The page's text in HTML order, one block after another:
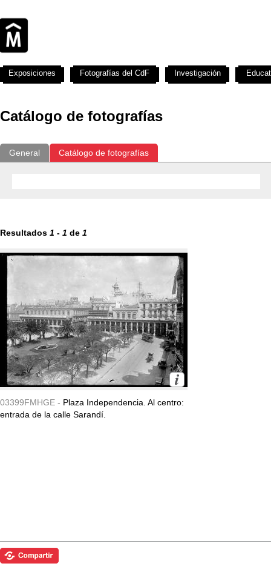
Catálogo de fotografías
General Catálogo de fotografías
Resultados 1 - 1 de 1
03399FMHGE - Plaza Independencia. Al centro:
entrada de la calle Sarandí.
Exposiciones Fotografías del CdF Investigación